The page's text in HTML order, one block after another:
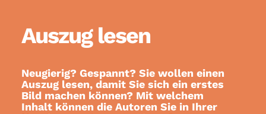
Auszug lesen
Neugierig? Gespannt? Sie wollen einen
Auszug lesen, damit Sie sich ein erstes
Bild machen können? Mit welchem
Inhalt können die Autoren Sie in Ihrer